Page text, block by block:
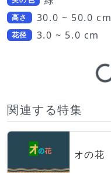
高さ 30.0 ~ 50.0 cm
花径 3.0 ~ 5.0 cm
Loading...
関連する特集
オの花